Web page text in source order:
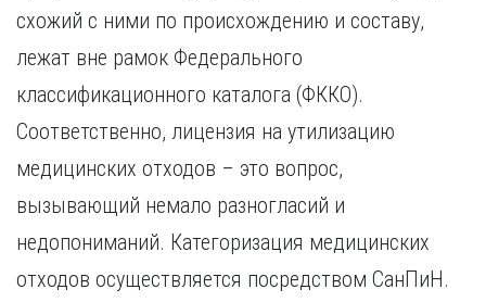
схожий с ними по происхождению и составу,
лежат вне рамок Федерального
классификационного каталога (ФККО).
Соответственно, лицензия на утилизацию
медицинских отходов – это вопрос,
вызывающий немало разногласий и
недопониманий. Категоризация медицинских
отходов осуществляется посредством СанПиН.